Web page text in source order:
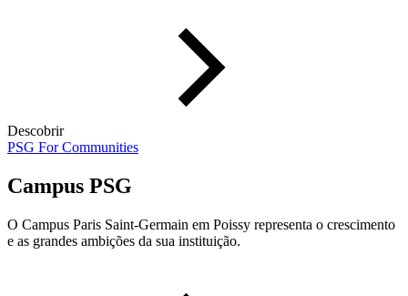
Descobrir
PSG For Communities
Campus PSG
O Campus Paris Saint-Germain em Poissy representa o crescimento
e as grandes ambições da sua instituição.